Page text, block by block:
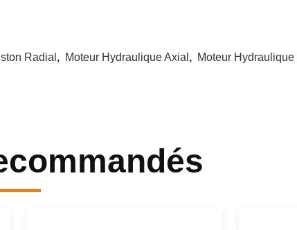
Radial , Moteur Hydraulique Axial , Moteur Hydraulique